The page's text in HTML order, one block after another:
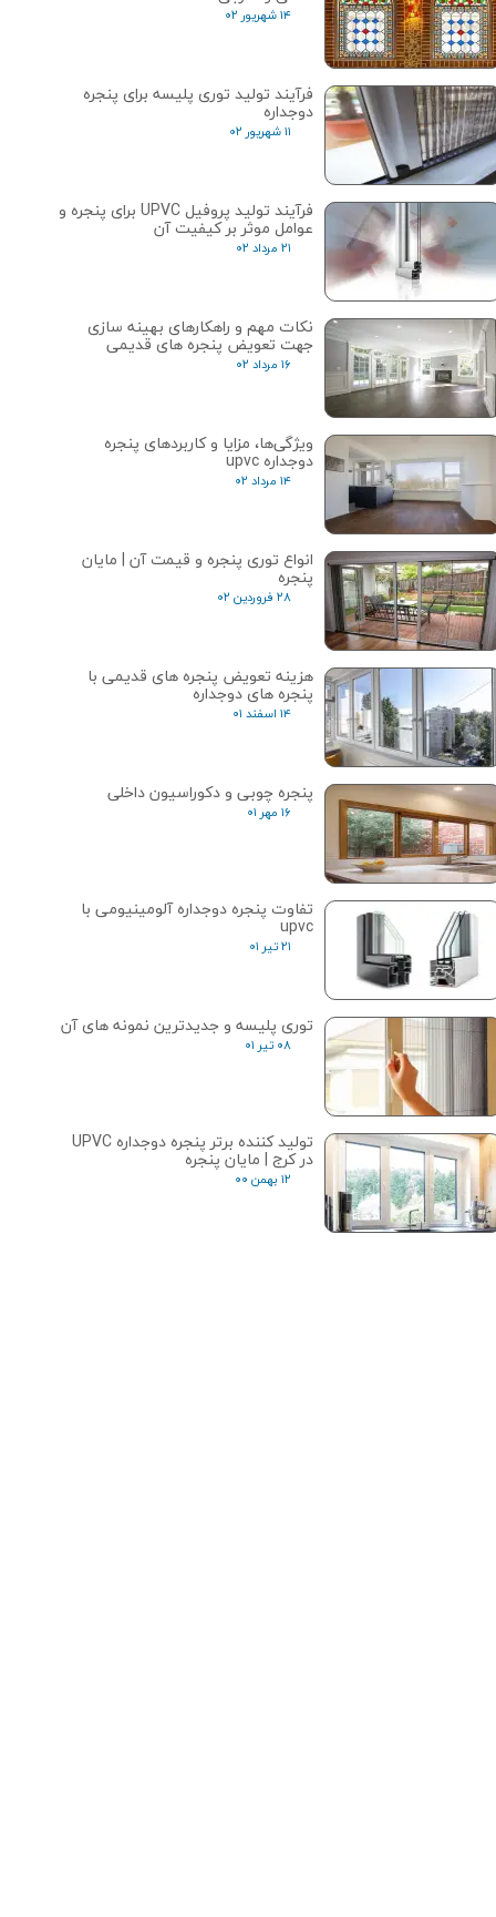
۱۴ شهریور ۰۲
فرآیند تولید توری پلیسه برای پنجره
دوجداره
۱۱ شهریور ۰۲
فرآیند تولید پروفیل UPVC برای پنجره و
عوامل موثر بر کیفیت آن
۲۱ مرداد ۰۲
نکات مهم و راهکارهای بهینه سازی
جهت تعویض پنجره های قدیمی
۱۶ مرداد ۰۲
ویژگی‌ها، مزایا و کاربردهای پنجره
دوجداره upvc
۱۴ مرداد ۰۲
انواع توری پنجره و قیمت آن | مایان
پنجره
۲۸ فروردین ۰۲
هزینه تعویض پنجره های قدیمی با
پنجره های دوجداره
۱۴ اسفند ۰۱
پنجره چوبی و دکوراسیون داخلی
۱۶ مهر ۰۱
تفاوت پنجره دوجداره آلومینیومی با
upvc
۲۱ تیر ۰۱
توری پلیسه و جدیدترین نمونه های آن
۰۸ تیر ۰۱
تولید کننده برتر پنجره دوجداره UPVC
در کرج | مایان پنجره
۱۲ بهمن ۰۰